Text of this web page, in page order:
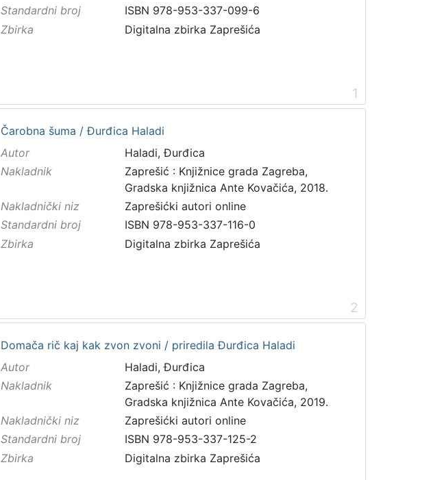
Standardni broj
ISBN 978-953-337-099-6
Zbirka
Digitalna zbirka Zaprešića
1
Čarobna šuma / Đurđica Haladi
Autor
Haladi, Đurđica
Nakladnik
Zaprešić : Knjižnice grada Zagreba,
Gradska knjižnica Ante Kovačića, 2018.
Nakladnički niz
Zaprešićki autori online
Standardni broj
ISBN 978-953-337-116-0
Zbirka
Digitalna zbirka Zaprešića
2
Domača rič kaj kak zvon zvoni / priredila Đurđica Haladi
Autor
Haladi, Đurđica
Nakladnik
Zaprešić : Knjižnice grada Zagreba,
Gradska knjižnica Ante Kovačića, 2019.
Nakladnički niz
Zaprešićki autori online
Standardni broj
ISBN 978-953-337-125-2
Zbirka
Digitalna zbirka Zaprešića